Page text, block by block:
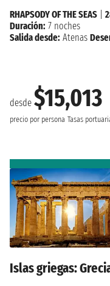
desde $15,013
precio por persona Tasas
RHAPSODY OF THE SEAS
Duración: 7 noches
Salida desde: Atenas
Islas griegas: